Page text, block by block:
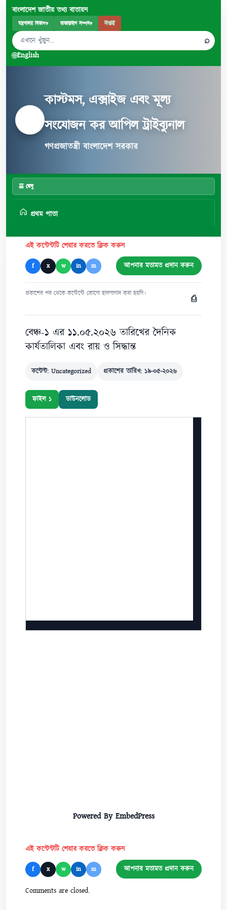
বাংলাদেশ জাতীয় তথ্য বাতায়ন
মন্ত্রণালয় বিভাগ▾ অভ্যন্তরীণ সম্পদ▾ দপ্তর
⌕
🌐English
কাস্টমস, এক্সাইজ এবং মূল্য
সংযোজন কর আপিল ট্রাইব্যুনাল
গণপ্রজাতন্ত্রী বাংলাদেশ সরকার
☰ মেনু
প্রথম পাতা
এই কন্টেন্টটি শেয়ার করতে ক্লিক করুন
f x w in m আপনার মতামত প্রদান করুন
প্রকাশের পর থেকে কন্টেন্টে কোনো হালনাগাদ করা হয়নি। ⎙
বেঞ্চ-১ এর ১১.০৫.২০২৬ তারিখের দৈনিক
কার্যতালিকা এবং রায় ও সিদ্ধান্ত
কন্টেন্ট: Uncategorized প্রকাশের তারিখ: ১৯-০৫-২০২৬
ফাইল ১ ডাউনলোড
Powered By EmbedPress
এই কন্টেন্টটি শেয়ার করতে ক্লিক করুন
f x w in m আপনার মতামত প্রদান করুন
Comments are closed.